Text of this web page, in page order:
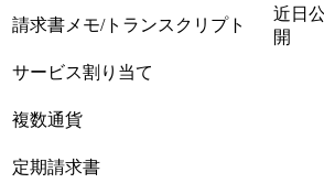
請求書メモ/トランスクリプト
近日
開
サービス割り当て
複数通貨
定期請求書